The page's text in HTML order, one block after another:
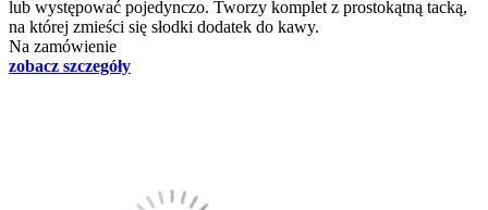
lub występować pojedynczo. Tworzy komplet z prostokątną tacką,
na której zmieści się słodki dodatek do kawy.
Na zamówienie
zobacz szczegóły